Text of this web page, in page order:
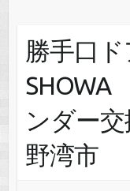
勝手口
ンダー
野湾市